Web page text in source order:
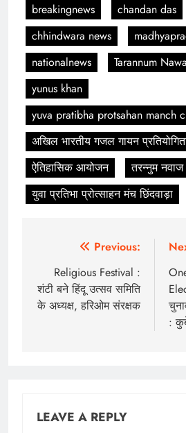
breakingnews
chandan das
chhindwara news
nationalnews
Tarannum
yunus khan
yuva pratibha protsahan manch
अखिल भारतीय गजल गायन
ऐतिहासिक आयोजन
तरन्नुम नवाज
युवा प्रतिभा प्रोत्साहन मंच छिंदवाड़ा
navigation
Previous:
Religious Festival :
शंटी बने हिंदू उत्सव समिति
के अध्यक्ष, हरिओम संरक्षक
:
LEAVE A REPLY